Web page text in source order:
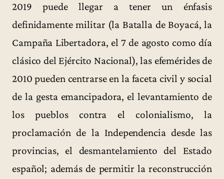
2019 puede llegar a tener un énfasis
definidamente militar (la Batalla de Boyacá, la
Campaña Libertadora, el 7 de agosto como día
clásico del Ejército Nacional), las efemérides de
2010 pueden centrarse en la faceta civil y social
de la gesta emancipadora, el levantamiento de
los pueblos contra el colonialismo, la
proclamación de la Independencia desde las
provincias, el desmantelamiento del Estado
español; además de permitir la reconstrucción